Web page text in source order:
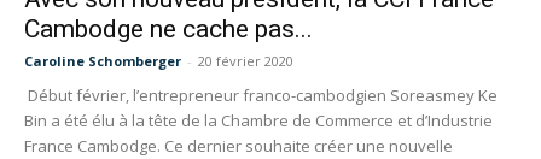
Cambodge ne cache pas...
Caroline Schomberger - 20 février 2020
Début février, l’entrepreneur franco-cambodgien Soreasmey Ke
Bin a été élu à la tête de la Chambre de Commerce et d’Industrie
France Cambodge. Ce dernier souhaite créer une nouvelle